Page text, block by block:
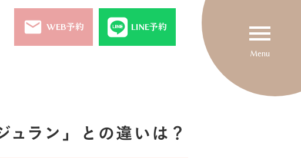
ラン」との違いは？
email WEB予約 LINE予約 menu
Menu